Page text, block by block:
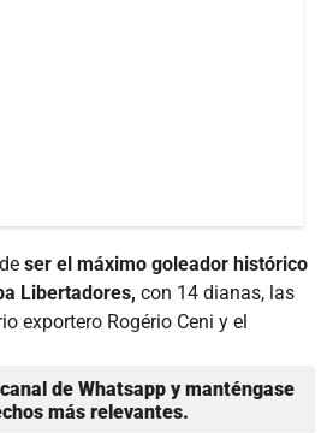
ser el máximo goleador histórico
Libertadores, con 14 dianas, las
exportero Rogério Ceni y el
de Whatsapp y manténgase
más relevantes.